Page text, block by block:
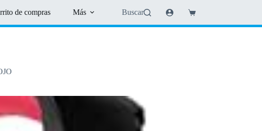
de compras Más Buscar
Shopping
cart